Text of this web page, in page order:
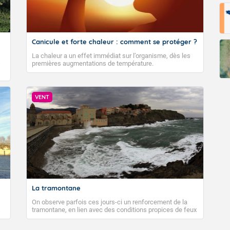
Canicule et forte chaleur : comment se protéger ?
La chaleur a un effet immédiat sur l’organisme, dès les
premières augmentations de température.
VENT
La tramontane
On observe parfois ces jours-ci un renforcement de la
tramontane, en lien avec des conditions propices de feux
de forêt. Mais qu'est-ce que la tramontane ? Quelles sont